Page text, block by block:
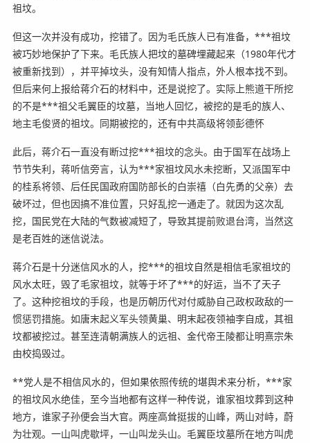
祖坟。
但这一次并没有成功，挖错了。因为毛氏族人已有准备，***祖坟
被巧妙地保护了下来。毛氏族人把坟的墓碑埋藏起来（1980年代才
被重新找到），并平掉坟头，没有知情人指点，外人根本找不到。
但后来何上报给蒋介石的材料中，还是说挖了。实际上熊道干所挖
的不是***祖父毛翼臣的坟墓，当地人回忆，被挖的是毛的族人、
地主毛俊贤的祖坟。同期被挖的，还有中共高级将领彭德怀
此后，蒋介石一直没有断过挖***祖坟的念头。由于国军在战场上
节节失利，蒋听信旁言，认为***家祖坟风水未挖断，又派国军中
的桂系将领、后任民国政府国防部长的白崇禧（白先勇的父亲）去
破坏过，但也因搞不准位置，只好乱挖一通走了。就因为这次乱
挖，国民党在大陆的气数被减短了，导致其提前败退台湾，当然这
是老百姓的迷信说法。
蒋介石是十分迷信风水的人，挖***的祖坟自然是相信毛家祖坟的
风水太旺，毁了毛家祖坟，就等于坏了***的好运，当不了天子
了。这种挖祖坟的手段，也是历朝历代对付威胁自己政权政敌的一
惯惩罚措施。如唐末起义军头领黄巢、明末起夜领袖李自成，其祖
坟都被挖过。甚至连清朝满族人的远祖、金代帝王陵都让明熹宗朱
由校捣毁过。
**党人是不相信风水的，但如果依照传统的堪舆术来分析，***家
的祖坟风水绝佳，至今当地都有这样一种传说，谁家祖坟葬到这种
地方，谁家子孙便会当大官。两座高耸挺拔的山峰，两山对峙，蔚
为壮观。一山叫虎歇坪，一山叫龙头山。毛翼臣坟墓所在地方叫虎